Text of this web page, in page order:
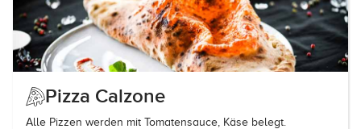
Pizza Calzone
Alle Pizzen werden mit Tomatensauce, Käse belegt.